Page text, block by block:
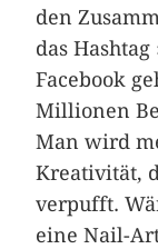
den
das
Facebook
Millionen
Man wird
Kreativität,
verpufft.
eine Nail-